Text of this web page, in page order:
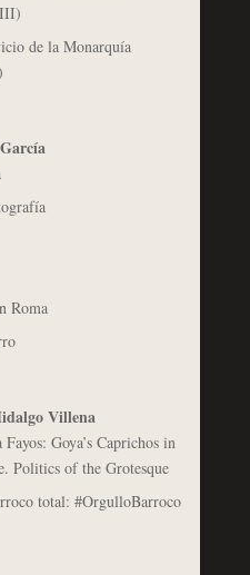
de la Monarquía
Roma
Villena
Goya’s Caprichos in
Politics of the Grotesque
total: #OrgulloBarroco